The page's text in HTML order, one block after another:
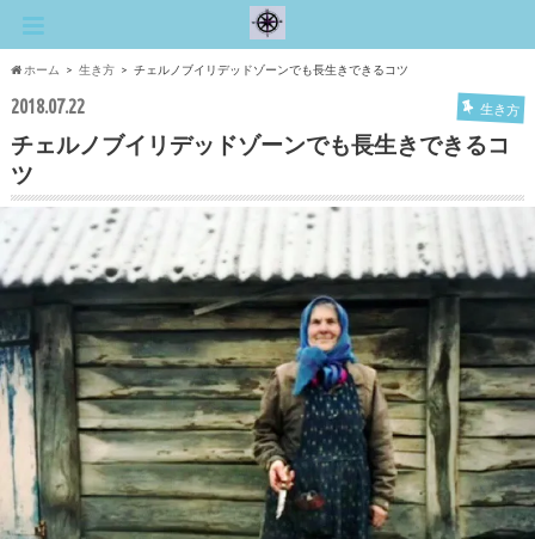
ホーム 生き方 チェルノブイリデッドゾーンでも長生きできるコツ
2018.07.22 生き方
チェルノブイリデッドゾーンでも長生きできるコ
ツ